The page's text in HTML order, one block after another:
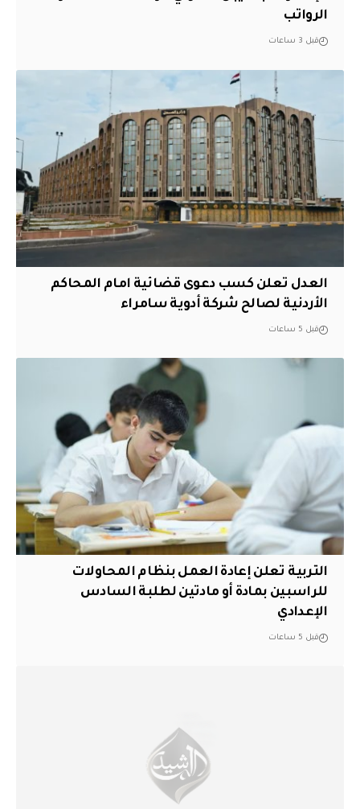
الرواتب
قبل 3 ساعات
العدل تعلن كسب دعوى قضائية امام المحاكم
الأردنية لصالح شركة أدوية سامراء
قبل 5 ساعات
التربية تعلن إعادة العمل بنظام المحاولات
للراسبين بمادة أو مادتين لطلبة السادس
الإعدادي
قبل 5 ساعات